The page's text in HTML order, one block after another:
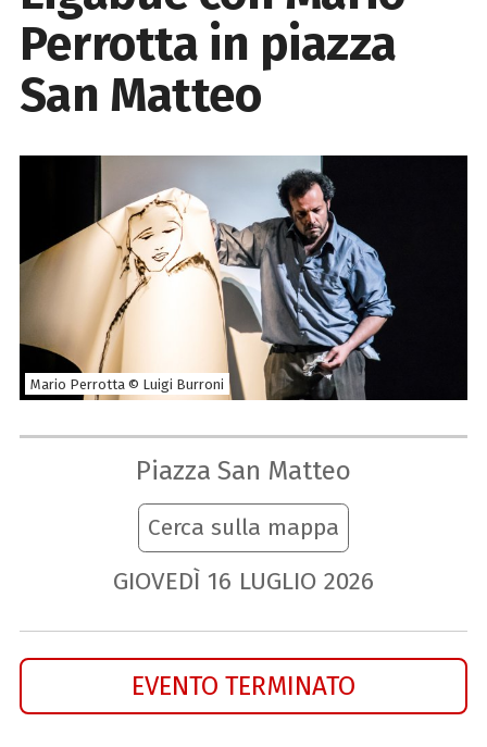
Perrotta in piazza
San Matteo
Mario Perrotta © Luigi Burroni
Piazza San Matteo
Cerca sulla mappa
GIOVEDÌ 16 LUGLIO 2026
EVENTO TERMINATO